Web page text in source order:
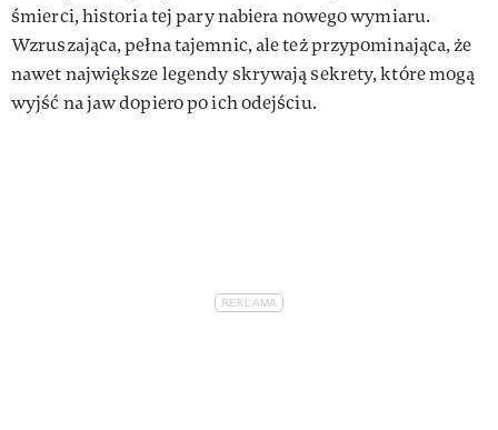
śmierci, historia tej pary nabiera nowego wymiaru.
Wzruszająca, pełna tajemnic, ale też przypominająca, że
nawet największe legendy skrywają sekrety, które mogą
wyjść na jaw dopiero po ich odejściu.